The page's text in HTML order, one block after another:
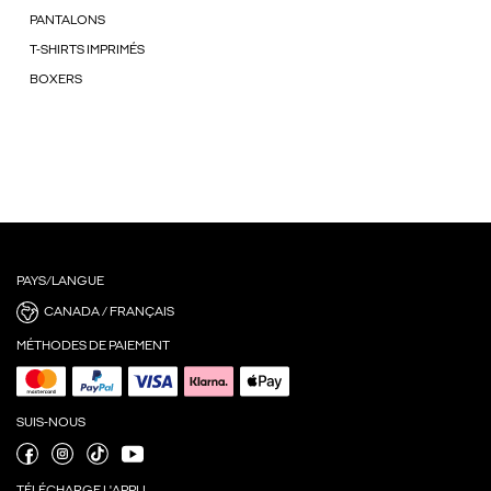
PANTALONS
T-SHIRTS IMPRIMÉS
BOXERS
PAYS/LANGUE
CANADA / FRANÇAIS
MÉTHODES DE PAIEMENT
SUIS-NOUS